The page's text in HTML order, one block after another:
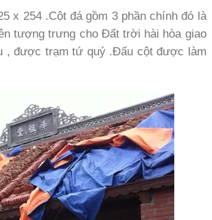
x 254 .Cột đá gồm 3 phần chính đó là
tượng trưng cho Đất trời hài hòa giao
, được trạm tứ quý .Đấu cột được làm